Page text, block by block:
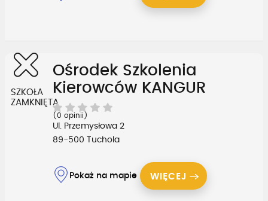
SZKOŁA
ZAMKNIĘTA
Ośrodek Szkolenia
Kierowców KANGUR
(0 opinii)
Ul. Przemysłowa 2
89-500 Tuchola
Pokaż na mapie WIĘCEJ